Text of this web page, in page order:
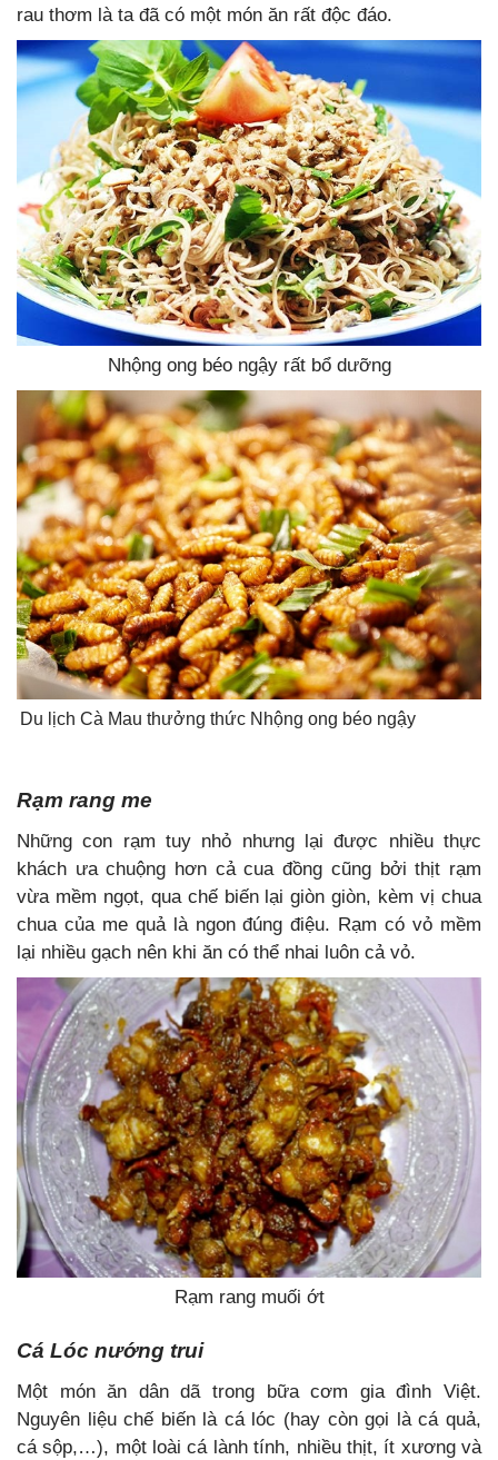
rau thơm là ta đã có một món ăn rất độc đáo.
Nhộng ong béo ngậy rất bổ dưỡng
Du lịch Cà Mau thưởng thức Nhộng ong béo ngậy
Rạm rang me
Những con rạm tuy nhỏ nhưng lại được nhiều thực
khách ưa chuộng hơn cả cua đồng cũng bởi thịt rạm
vừa mềm ngọt, qua chế biến lại giòn giòn, kèm vị chua
chua của me quả là ngon đúng điệu. Rạm có vỏ mềm
lại nhiều gạch nên khi ăn có thể nhai luôn cả vỏ.
Rạm rang muối ớt
Cá Lóc nướng trui
Một món ăn dân dã trong bữa cơm gia đình Việt.
Nguyên liệu chế biến là cá lóc (hay còn gọi là cá quả,
cá sộp,…), một loài cá lành tính, nhiều thịt, ít xương và